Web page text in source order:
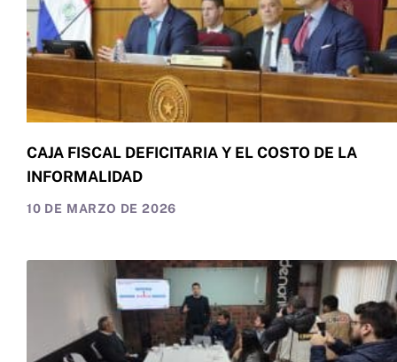
CAJA FISCAL DEFICITARIA Y EL COSTO DE LA
INFORMALIDAD
10 DE MARZO DE 2026